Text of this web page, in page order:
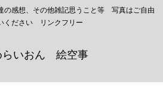
の感想、その他雑記思うこと等 写真はご自由
ください リンクフリー
らいおん 絵空事